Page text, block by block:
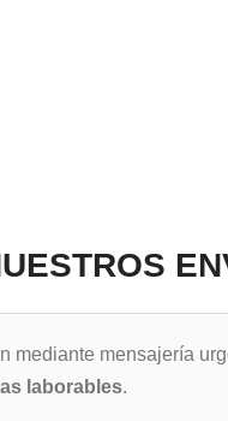
mediante mensajería
laborables.